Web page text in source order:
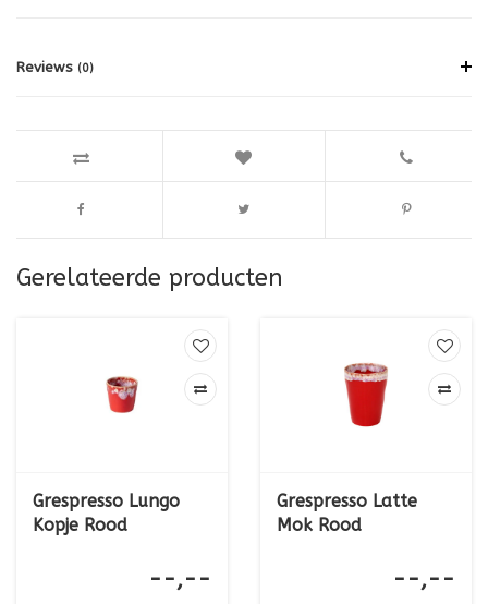
Reviews (0)
Gerelateerde producten
Grespresso Lungo
Kopje Rood
--,--
Grespresso Latte
Mok Rood
--,--